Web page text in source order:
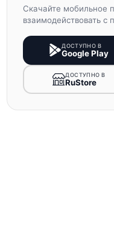
Скачайте мобильное
взаимодействовать с
ДОСТУПНО В
Google Play
ДОСТУПНО В
RuStore